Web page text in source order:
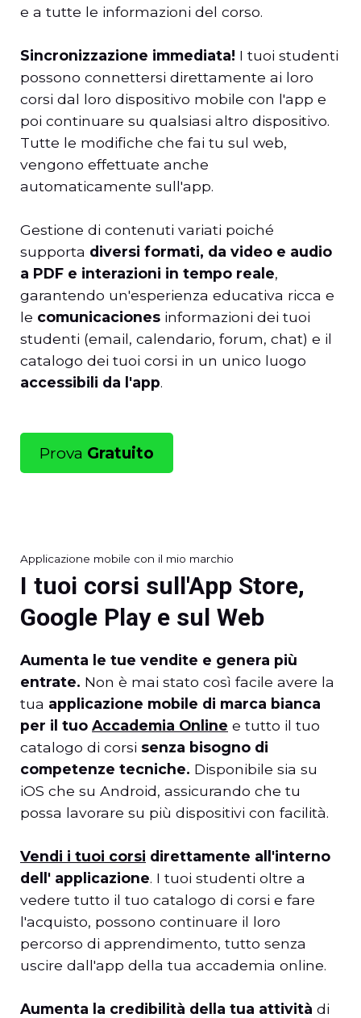
e a tutte le informazioni del corso.
Sincronizzazione immediata! I tuoi studenti
possono connettersi direttamente ai loro
corsi dal loro dispositivo mobile con l'app e
poi continuare su qualsiasi altro dispositivo.
Tutte le modifiche che fai tu sul web,
vengono effettuate anche
automaticamente sull'app.
Gestione di contenuti variati poiché
supporta diversi formati, da video e audio
a PDF e interazioni in tempo reale,
garantendo un'esperienza educativa ricca e
le comunicaciones informazioni dei tuoi
studenti (email, calendario, forum, chat) e il
catalogo dei tuoi corsi in un unico luogo
accessibili da l'app.
Prova Gratuito
Applicazione mobile con il mio marchio
I tuoi corsi sull'App Store,
Google Play e sul Web
Aumenta le tue vendite e genera più
entrate. Non è mai stato così facile avere la
tua applicazione mobile di marca bianca
per il tuo Accademia Online e tutto il tuo
catalogo di corsi senza bisogno di
competenze tecniche. Disponibile sia su
iOS che su Android, assicurando che tu
possa lavorare su più dispositivi con facilità.
Vendi i tuoi corsi direttamente all'interno
dell' applicazione. I tuoi studenti oltre a
vedere tutto il tuo catalogo di corsi e fare
l'acquisto, possono continuare il loro
percorso di apprendimento, tutto senza
uscire dall'app della tua accademia online.
Aumenta la credibilità della tua attività di